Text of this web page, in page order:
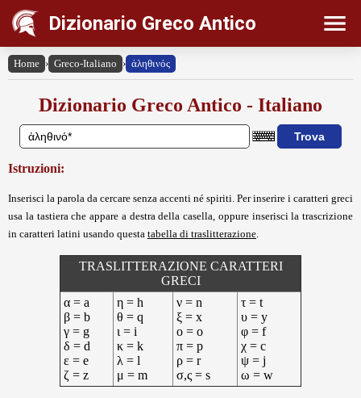
Dizionario Greco Antico
Home › Greco-Italiano › ἀληθινός
Dizionario Greco Antico - Italiano
Istruzioni:
Inserisci la parola da cercare senza accenti né spiriti. Per inserire i caratteri greci
usa la tastiera che appare a destra della casella, oppure inserisci la trascrizione
in caratteri latini usando questa tabella di traslitterazione
TRASLITTERAZIONE CARATTERI
GRECI
α = a
β = b
γ = g
δ = d
ε = e
ζ = z
η = h
θ = q
ι = i
κ = k
λ = l
μ = m
ν = n
ξ = x
ο = o
π = p
ρ = r
σ,ς = s
τ = t
υ = y
φ = f
χ = c
ψ = j
ω = w